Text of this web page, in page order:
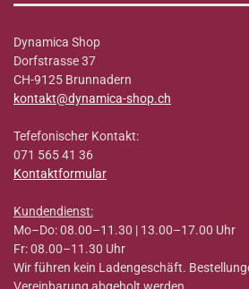
Dynamica Shop
Dorfstrasse 37
CH-9125 Brunnadern
kontakt@dynamica-shop.ch
Tefefonischer Kontakt:
071 565 41 36
Kontaktformular
Kundendienst:
Mo–Do: 08.00–11.30 | 13.00–17.00 Uhr
Fr: 08.00–11.30 Uhr
Wir führen kein Ladengeschäft.